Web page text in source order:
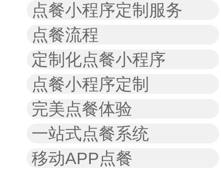
点餐小程序定制服务
点餐流程
定制化点餐小程序
点餐小程序定制
完美点餐体验
一站式点餐系统
移动APP点餐